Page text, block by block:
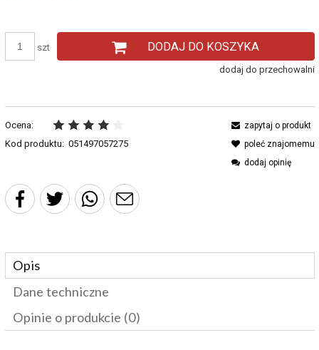
szt DODAJ DO KOSZYKA
dodaj do przechowalni
Ocena:
Kod produktu: 051497057275
zapytaj o produkt
poleć znajomemu
dodaj opinię
Opis
Dane techniczne
Opinie o produkcie (0)